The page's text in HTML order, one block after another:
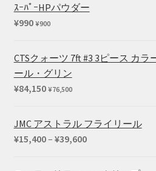
し
で
ｽｰﾊﾟｰHPパウダー
¥990 ¥900
CTSクォーツ 7ft #3 3ピース カ
ール・グリン
¥84,150 ¥76,500
JMC アストラル フライリール
¥15,400– ¥39,600価